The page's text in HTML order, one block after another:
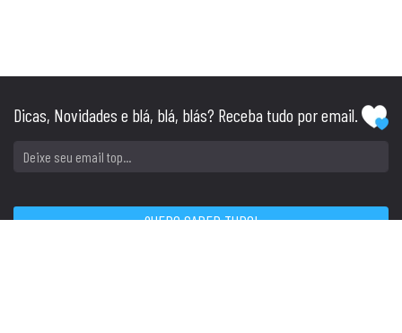
Dicas, Novidades e blá, blá, blás? Receba tudo por email.